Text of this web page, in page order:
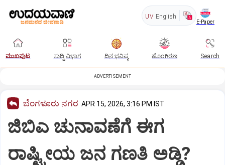
UV English
E-Paper
ಮುಖಪುಟ ಸುದ್ದಿ ವಿಭಾಗ ದಿನ ಭವಿಷ್ಯ ಹೊಂಗಿರಣ Search
ADVERTISEMENT
ಬೆಂಗಳೂರು ನಗರ APR 15, 2026, 3:16 PM IST
ಜಿಬಿಎ ಚುನಾವಣೆಗೆ ಈಗ
ರಾಷ್ಟ್ರೀಯ ಜನ ಗಣತಿ ಅಡ್ಡಿ?